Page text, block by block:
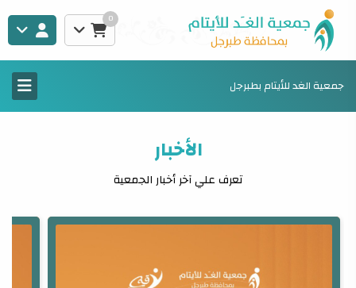
0
جمعية الغد للأيتام بطبرجل
الأخبار
تعرف علي آخر أخبار الجمعية